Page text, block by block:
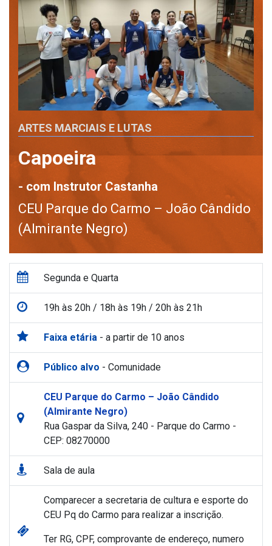
ARTES MARCIAIS E LUTAS
Capoeira
- com Instrutor Castanha
CEU Parque do Carmo – João Cândido
(Almirante Negro)
Segunda e Quarta
19h às 20h / 18h às 19h / 20h às 21h
Faixa etária - a partir de 10 anos
Público alvo - Comunidade
CEU Parque do Carmo – João Cândido
(Almirante Negro)
Rua Gaspar da Silva, 240 - Parque do Carmo -
CEP: 08270000
Sala de aula
Comparecer a secretaria de cultura e esporte do
CEU Pq do Carmo para realizar a inscrição.
Ter RG, CPF, comprovante de endereço, numero